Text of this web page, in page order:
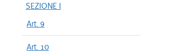
SEZIONE I
Art. 9
Art. 10